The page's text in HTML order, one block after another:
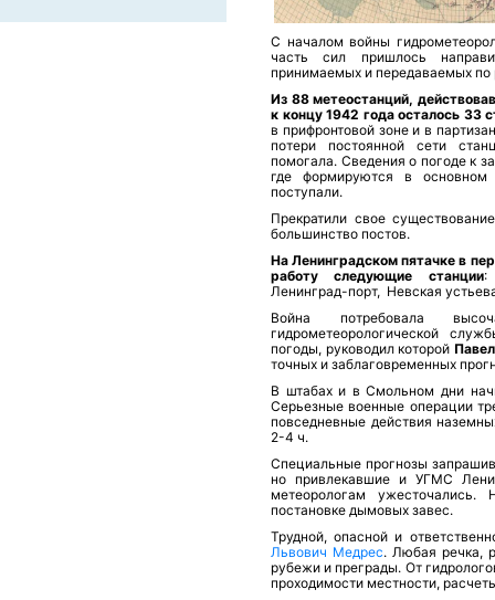
С началом войны
часть сил пришлось
принимаемых и передаваемых по
Из 88 ме­теостанций,
к концу 1942 года осталось 33
в прифронтовой зоне и в
потери постоянной сети
помогала. Сведения о погоде к
где формируются в основном
поступали.
Прекратили свое
большинство постов.
На Ленинградском пятачке в
работу следующие станции
Ленинград-порт, Невская
Война потребовала
гидрометеорологической
погоды, руководил которой
точных и заблаговремен­ных
В штабах и в Смольном дни
Серьезные военные операции
повседневные действия
2-4 ч.
Специальные про­гнозы
но привлекавшие и УГМС
метеорологам
постановке дымовых завес.
Трудной, опасной и
Львович Медрес. Любая речка,
рубежи и преграды. От
проходимости местности,